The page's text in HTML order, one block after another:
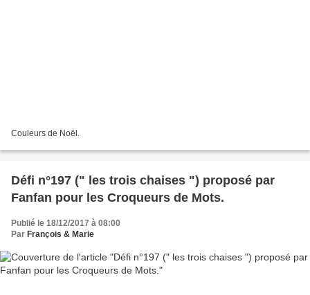
Couleurs de Noël.
Défi n°197 (" les trois chaises ") proposé par
Fanfan pour les Croqueurs de Mots.
Publié le 18/12/2017 à 08:00
Par François & Marie